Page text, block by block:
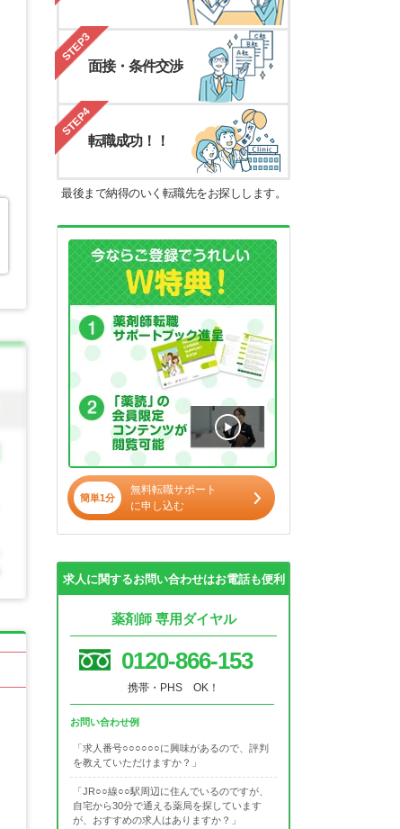
STEP3
面接・条件交渉
STEP4
転職成功！！
最後まで納得のいく転職先をお探しします。
簡単1分
無料転職サポート
に申し込む
求人に関するお問い合わせはお電話も便利
薬剤師 専用ダイヤル
0120-866-153
携帯・PHS OK！
お問い合わせ例
「求人番号○○○○○○に興味があるので、評判
を教えていただけますか？」
「JR○○線○○駅周辺に住んでいるのですが、
自宅から30分で通える薬局を探しています
が、おすすめの求人はありますか？」